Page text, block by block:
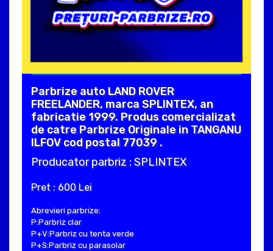
Parbrize auto LAND ROVER
FREELANDER, marca SPLINTEX, an
fabricatie 1999. Produs comercializat
de catre Parbrize Originale in TANGANU
ILFOV cod postal 77039 .
Producator parbriz : SPLINTEX
Pret : 600 Lei
Abrevieri parbrize:
P:Parbriz clar
P+V:Parbriz cu tenta verde
P+S:Parbriz cu parasolar